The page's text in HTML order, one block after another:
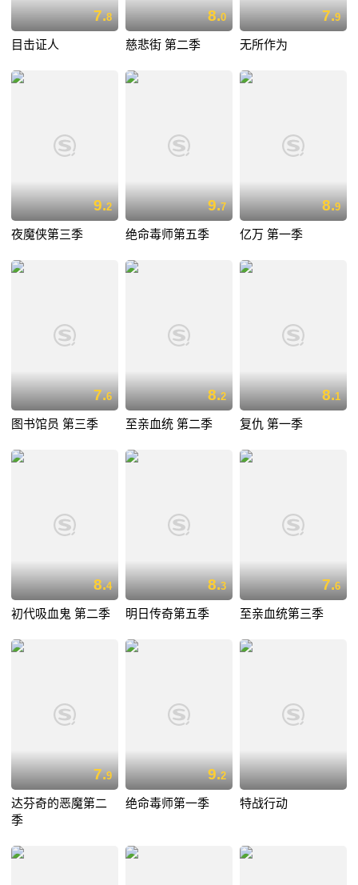
7.8
目击证人
8.0
慈悲街 第二季
7.9
无所作为
9.2
夜魔侠第三季
9.7
绝命毒师第五季
8.9
亿万 第一季
7.6
图书馆员 第三季
8.2
至亲血统 第二季
8.1
复仇 第一季
8.4
初代吸血鬼 第二季
8.3
明日传奇第五季
7.6
至亲血统第三季
7.9
达芬奇的恶魔第二
季
9.2
绝命毒师第一季 特战行动